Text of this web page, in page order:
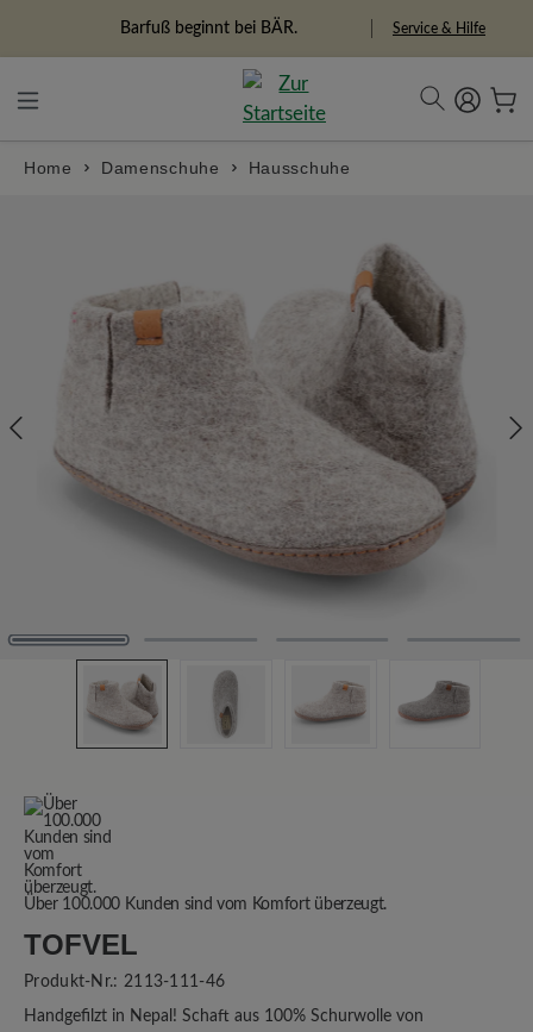
Barfuß beginnt bei BÄR. Service & Hilfe
Home Damenschuhe Hausschuhe
Über 100.000 Kunden sind vom Komfort überzeugt.
TOFVEL
Produkt-Nr.: 2113-111-46
Handgefilzt in Nepal! Schaft aus 100% Schurwolle von